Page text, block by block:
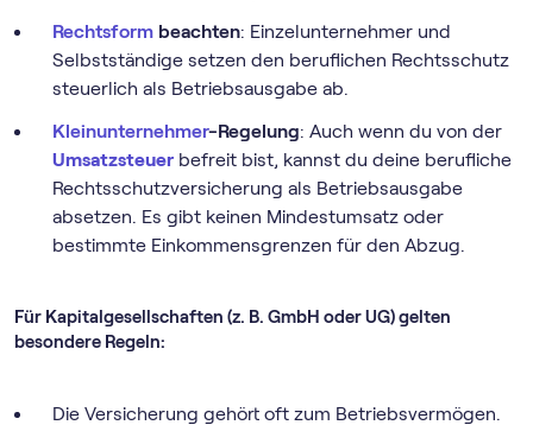
Rechtsform beachten: Einzelunternehmer und
Selbstständige setzen den beruflichen Rechtsschutz
steuerlich als Betriebsausgabe ab.
Kleinunternehmer-Regelung: Auch wenn du von der
Umsatzsteuer befreit bist, kannst du deine berufliche
Rechtsschutzversicherung als Betriebsausgabe
absetzen. Es gibt keinen Mindestumsatz oder
bestimmte Einkommensgrenzen für den Abzug.
Für Kapitalgesellschaften (z. B. GmbH oder UG) gelten
besondere Regeln:
Die Versicherung gehört oft zum Betriebsvermögen.